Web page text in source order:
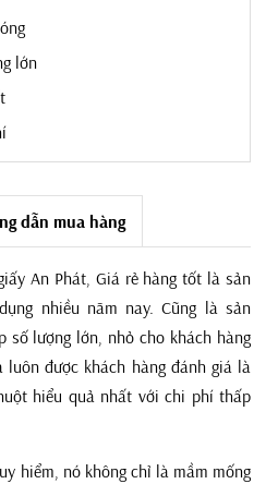
lớn
dẫn mua hàng
An Phát, Giá rẻ hàng tốt là sản
nhiều năm nay. Cũng là sản
số lượng lớn, nhỏ cho khách hàng
được khách hàng đánh giá là
hiểu quả nhất với chi phí thấp
hiểm, nó không chỉ là mầm mống